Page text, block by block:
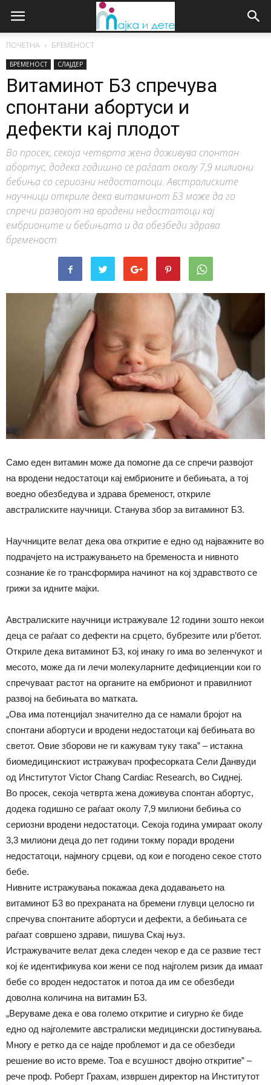
ПОЧЕТНА БРЕМЕНОСТ
БРЕМЕНОСТ СЛАЈДЕР
Витаминот Б3 спречува
спонтани абортуси и
дефекти кај плодот
Во просек, секоја четврта жена доживува спонтан
абортус, додека годишно се раѓаат околу 7,9 милиони
бебиња со сериозни недостатоци. Австралиските
научници откриле дека витаминот Б3 може да го
спречи развојот на вродени недостатоци кај
ембрионите и бебињата и да обезбеди здрава
бременост.
Само еден витамин може да помогне да се спречи развојот
на вродени недостатоци кај ембрионите и бебињата, а тој
воедно обезбедува и здрава бременост, откриле
австралиските научници. Станува збор за витаминот Б3.
Научниците велат дека ова откритие е едно од најважните во
подрачјето на истражувањето на бременоста и нивното
сознание ќе го трансформира начинот на кој здравството се
грижи за идните мајки.
Австралиските научници истражувале 12 години зошто некои
деца се раѓаат со дефекти на срцето, бубрезите или р’бетот.
Откриле дека витаминот Б3, кој инаку го има во зеленчукот и
месото, може да ги лечи молекуларните дефициенции кои го
спречуваат растот на органите на ембрионот и правилниот
развој на бебињата во матката.
„Ова има потенцијал значително да се намали бројот на
спонтани абортуси и вродени недостатоци кај бебињата во
светот. Овие зборови не ги кажувам туку така” – истакна
биомедицинскиот истражувач професорката Сели Данвуди
од Институтот Victor Chang Cardiac Research, во Сиднеј.
Во просек, секоја четврта жена доживува спонтан абортус,
додека годишно се раѓаат околу 7,9 милиони бебиња со
сериозни вродени недостатоци. Секоја година умираат околу
3,3 милиони деца до пет години токму поради вродени
недостатоци, најмногу срцеви, од кои е погодено секое стото
бебе.
Нивните истражувања покажаа дека додавањето на
витаминот Б3 во прехраната на бремени глувци целосно ги
спречува спонтаните абортуси и дефекти, а бебињата се
раѓаат совршено здрави, пишува Скај њуз.
Истражувачите велат дека следен чекор е да се развие тест
кој ќе идентификува кои жени се под најголем ризик да имаат
бебе со вроден недостаток и потоа да им се обезбеди
доволна количина на витамин Б3.
„Веруваме дека е ова големо откритие и сигурно ќе биде
едно од најголемите австралиски медицински достигнувања.
Многу е ретко да се најде проблемот и да се обезбеди
решение во исто време. Тоа е всушност двојно откритие” –
рече проф. Роберт Грахам, извршен директор на Институтот